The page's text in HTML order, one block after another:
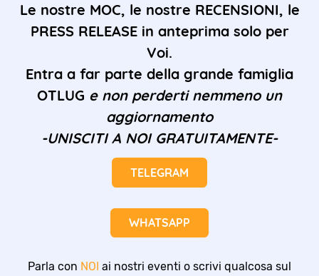
Le nostre MOC, le nostre RECENSIONI, le
PRESS RELEASE in anteprima solo per
Voi.
Entra a far parte della grande famiglia
OTLUG e non perderti nemmeno un
aggiornamento
-UNISCITI A NOI GRATUITAMENTE-
TELEGRAM
WHATSAPP
Parla con NOI ai nostri eventi o scrivi qualcosa sul